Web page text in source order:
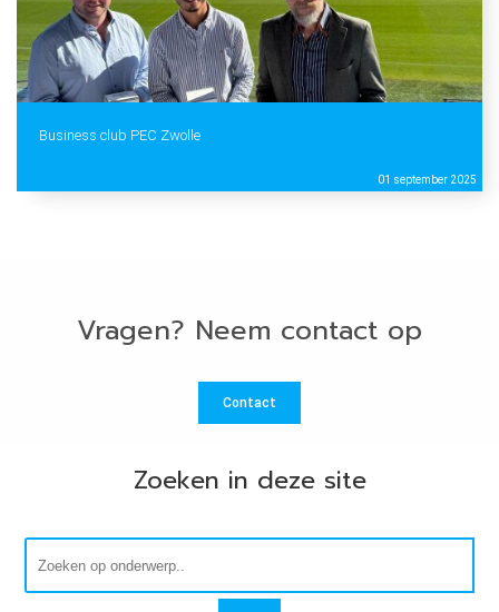
Business club PEC Zwolle
01 september 2025
Vragen? Neem contact op
Contact
Zoeken in deze site